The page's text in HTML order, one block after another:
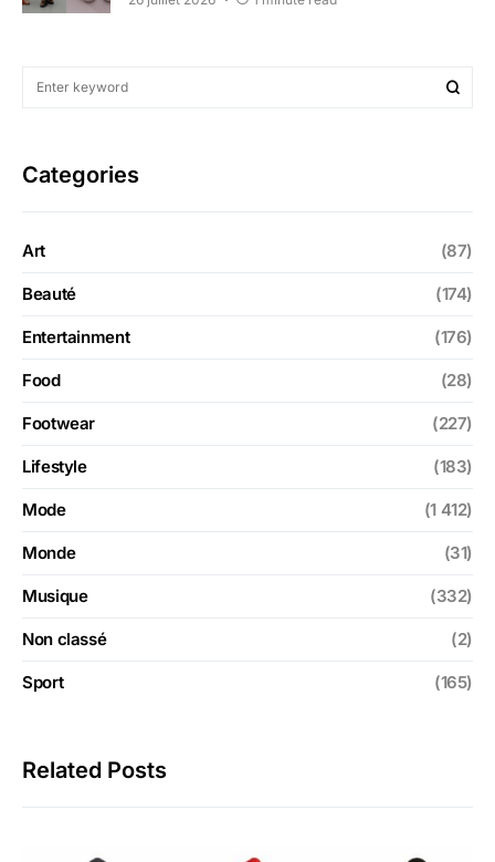
Categories
Art (87)
Beauté (174)
Entertainment (176)
Food (28)
Footwear (227)
Lifestyle (183)
Mode (1 412)
Monde (31)
Musique (332)
Non classé (2)
Sport (165)
Related Posts